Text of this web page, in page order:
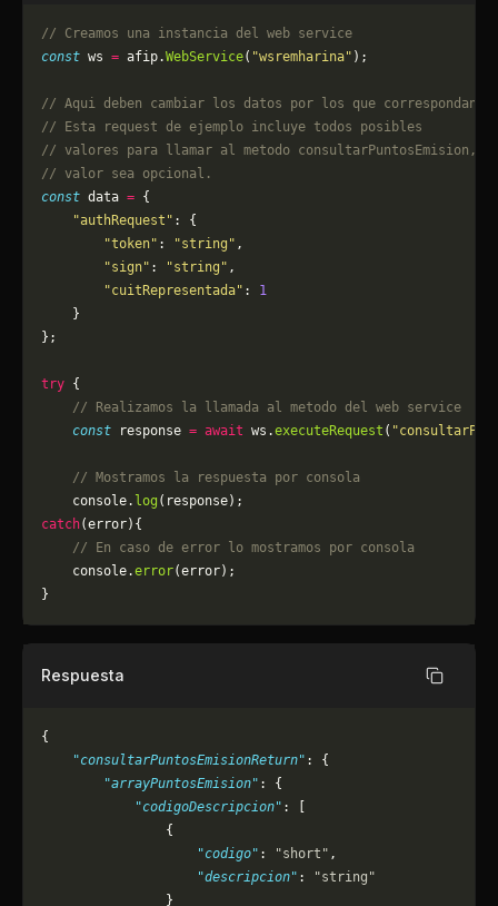
// Creamos una instancia del web service
const ws = afip.WebService( "wsremharina" );
// Aqui deben cambiar los datos por los que correspondan.
// Esta request de ejemplo incluye todos posibles
// valores para llamar al metodo consultarPuntosEmision,
// valor sea opcional.
const data = {
    "authRequest"
: {
        "token"
: "string" ,
        "sign"
: "string" ,
        "cuitRepresentada"
: 1
    }
};
try {
    // Realizamos la llamada al metodo del web service
    const
response = await ws.executeRequest (
    // Mostramos la respuesta por consola
    console.
log (response);
catch(error){
    // En caso de error lo mostramos por consola
	console.
error(error);
}
Respuesta Copiar
{
    "consultarPuntosEmisionReturn"
: {
        "arrayPuntosEmision"
: {
            "codigoDescripcion"
: [
                {
                    "codigo"
: "short" ,
                    "descripcion"
:
"string"
                }